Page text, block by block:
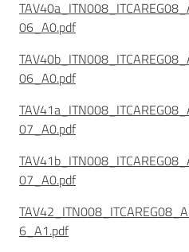
06_A0.pdf
06_A0.pdf
07_A0.pdf
07_A0.pdf
6_A1.pdf